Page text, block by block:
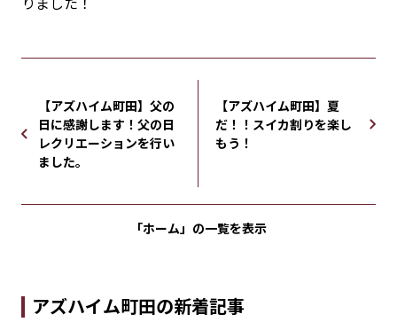
【アズハイム町田】父の
日に感謝します！父の日
レクリエーションを行い
ました。
【アズハイム町田】夏
だ！！スイカ割りを楽し
もう！
「ホーム」の一覧を表示
アズハイム町田の新着記事